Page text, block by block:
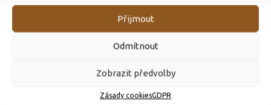
Přijmout
Odmítnout
Zobrazit předvolby
Zásady cookiesGDPR